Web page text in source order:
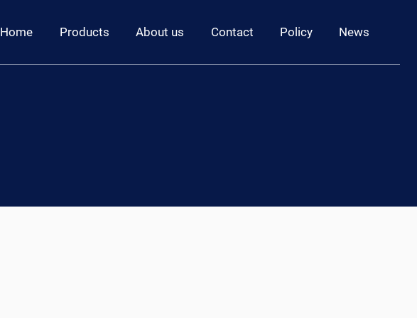
Home Products About us Contact Policy News